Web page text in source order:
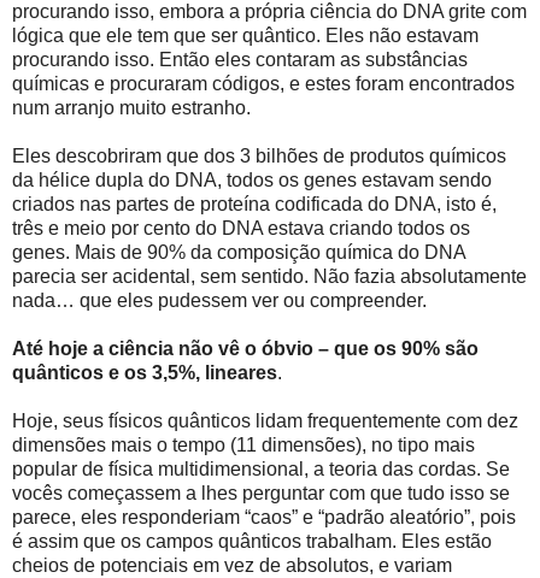
procurando isso, embora a própria ciência do DNA grite com
lógica que ele tem que ser quântico. Eles não estavam
procurando isso. Então eles contaram as substâncias
químicas e procuraram códigos, e estes foram encontrados
num arranjo muito estranho.
Eles descobriram que dos 3 bilhões de produtos químicos
da hélice dupla do DNA, todos os genes estavam sendo
criados nas partes de proteína codificada do DNA, isto é,
três e meio por cento do DNA estava criando todos os
genes. Mais de 90% da composição química do DNA
parecia ser acidental, sem sentido. Não fazia absolutamente
nada… que eles pudessem ver ou compreender.
Até hoje a ciência não vê o óbvio – que os 90% são
quânticos e os 3,5%, lineares.
Hoje, seus físicos quânticos lidam frequentemente com dez
dimensões mais o tempo (11 dimensões), no tipo mais
popular de física multidimensional, a teoria das cordas. Se
vocês começassem a lhes perguntar com que tudo isso se
parece, eles responderiam “caos” e “padrão aleatório”, pois
é assim que os campos quânticos trabalham. Eles estão
cheios de potenciais em vez de absolutos, e variam